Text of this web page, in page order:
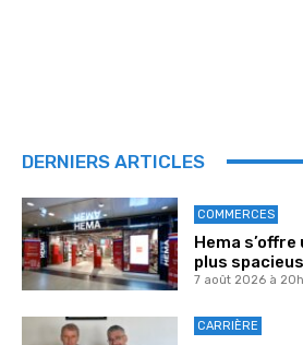
DERNIERS ARTICLES
COMMERCES
Hema
plus
7 août 2026 à
CARRIÈRE